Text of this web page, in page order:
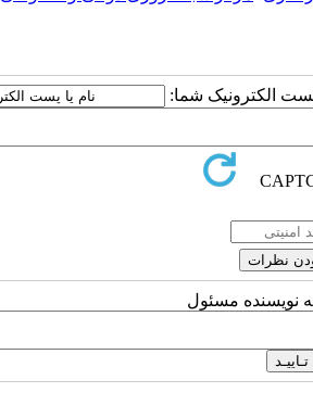
پست الکترونیک شما:
نویسنده مسئول